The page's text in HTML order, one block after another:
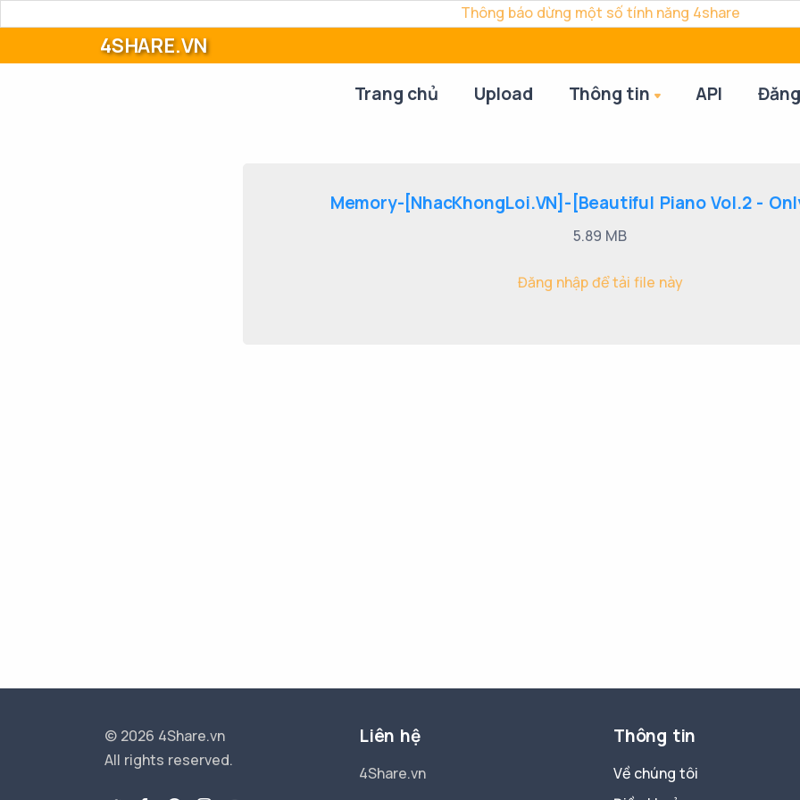
Thông báo dừng một số tính năng 4share
4SHARE.VN
Trang chủ Upload Thông tin API
Memory-[NhacKhongLoi.VN]-[Beautiful Piano Vol.2 -
5.89 MB
Đăng nhập để tải file này
© 2026 4Share.vn
All rights reserved.
Liên hệ
4Share.vn
Thông tin
Về chúng tôi